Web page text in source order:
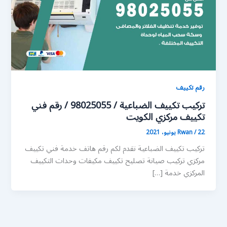
رقم تكييف
تركيب تكييف الضباعية / 98025055 / رقم فني
تكييف مركزي الكويت
Rwan/22 يونيو، 2021
تركيب تكييف الضباعية نقدم لكم رقم هاتف خدمة فني تكييف
مركزي تركيب صيانة تصليح تكييف مكيفات وحدات التكييف
المركزي خدمة […]